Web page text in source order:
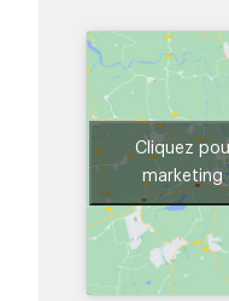
Cliquez
marketing